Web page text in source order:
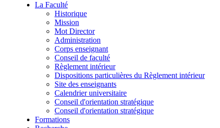
La Faculté
Historique
Mission
Mot Director
Administration
Corps enseignant
Conseil de faculté
Règlement intérieur
Dispositions particulières du Règlement intérieur
Site des enseignants
Calendrier universitaire
Conseil d'orientation stratégique
Conseil d'orientation stratégique
Formations